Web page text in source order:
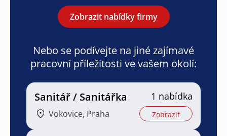
Zobrazit nabídky firmy
Nebo se podívejte na jiné zajímavé
pracovní příležitosti ve vašem okolí:
Sanitář / Sanitářka
Vokovice, Praha
1 nabídka
Zobrazit